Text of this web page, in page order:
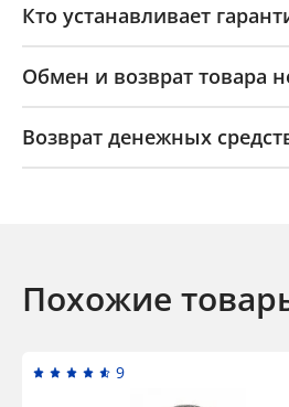
Кто устанавливает
Обмен и возврат товара
Возврат денежных
Похожие
9